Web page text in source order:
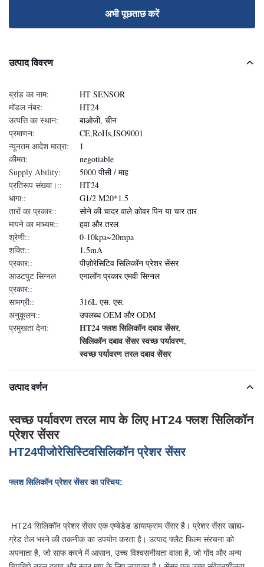
अभी पूछताछ करें
उत्पाद विवरण
ब्रांड का नाम:
HT SENSOR
मॉडल नंबर:
HT24
उत्पत्ति का स्थान:
बाओजी, चीन
प्रमाणन:
CE,RoHs,ISO9001
न्यूनतम आदेश मात्रा:
1
कीमत:
negotiable
Supply Ability:
5000 पीसी / माह
प्रतिरूप संख्या।::
HT24
धागा::
G1/2 M20*1.5
तारों का प्रकार::
सोने की चादर वाले कोवर पिन या चार तार
मापने का माध्यम::
हवा और तरल
श्रेणी::
0-10kpa~20mpa
शक्ति::
1.5mA
प्रकार::
पीज़ोरेसिटिव सिलिकॉन प्रेशर सेंसर
आउटपुट सिग्नल
प्रकार::
एनालॉग प्रकार एमवी सिग्नल
सामग्री::
316L एस. एस.
अनुकूलन::
उपलब्ध OEM और ODM
प्रमुखता देना:
HT24 फ्लश सिलिकॉन दबाव सेंसर,
सिलिकॉन दबाव सेंसर स्वच्छ पर्यावरण,
स्वच्छ पर्यावरण तरल दबाव सेंसर
उत्पाद वर्णन
स्वच्छ पर्यावरण तरल माप के लिए HT24 फ्लश सिलिकॉन
प्रेशर सेंसर
HT24पीजोरेसिस्टिवसिलिकॉन प्रेशर सेंसर
फ्लश सिलिकॉन प्रेशर सेंसर का परिचय:
HT24 सिलिकॉन प्रेशर सेंसर एक एम्बेडेड डायाफ्राम सेंसर है। प्रेशर सेंसर खाद्य-
ग्रेड तेल भरने की तकनीक का उपयोग करता है। उत्पाद फ्लैट फिल्म संरचना को
अपनाता है, जो साफ करने में आसान, उच्च विश्वसनीयता वाला है, जो गोंद और अन्य